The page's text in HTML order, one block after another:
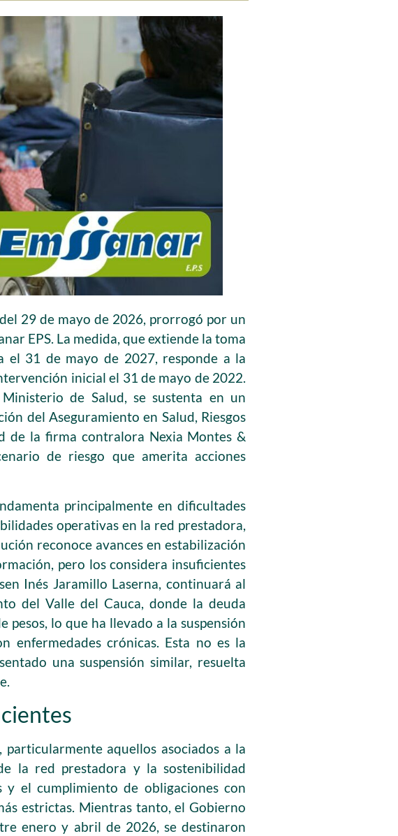
29 de mayo de 2026, prorrogó por un
EPS. La medida, que extiende la toma
el 31 de mayo de 2027, responde a la
inicial el 31 de mayo de 2022.
de Salud, se sustenta en un
del Aseguramiento en Salud, Riesgos
de la firma contralora Nexia Montes &
de riesgo que amerita acciones
principalmente en dificultades
operativas en la red prestadora,
reconoce avances en estabilización
pero los considera insuficientes
Inés Jaramillo Laserna, continuará al
del Valle del Cauca, donde la deuda
pesos, lo que ha llevado a la suspensión
enfermedades crónicas. Esta no es la
una suspensión similar, resuelta
aquellos asociados a la
la red prestadora y la sostenibilidad
el cumplimiento de obligaciones con
estrictas. Mientras tanto, el Gobierno
enero y abril de 2026, se destinaron